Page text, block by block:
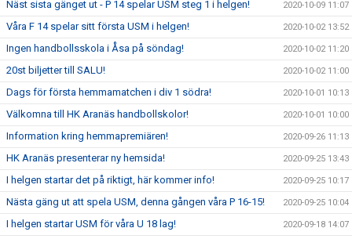
Näst sista gänget ut - P 14 spelar USM steg 1 i helgen! 2020-10-09 11:07
Våra F 14 spelar sitt första USM i helgen! 2020-10-02 13:52
Ingen handbollsskola i Åsa på söndag! 2020-10-02 11:20
20st biljetter till SALU! 2020-10-02 11:00
Dags för första hemmamatchen i div 1 södra! 2020-10-01 10:13
Välkomna till HK Aranäs handbollskolor! 2020-10-01 10:00
Information kring hemmapremiären! 2020-09-26 11:13
HK Aranäs presenterar ny hemsida! 2020-09-25 13:43
I helgen startar det på riktigt, här kommer info! 2020-09-25 10:17
Nästa gäng ut att spela USM, denna gången våra P 16-15! 2020-09-25 10:04
I helgen startar USM för våra U 18 lag! 2020-09-18 14:07